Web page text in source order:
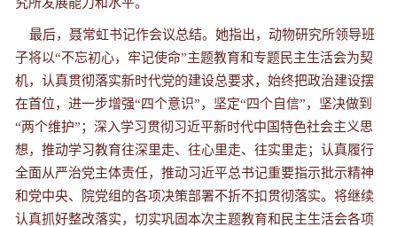
究所发展能力和水平。
最后，聂常虹书记作会议总结。她指出，动物研究所领导班
子将以“不忘初心，牢记使命”主题教育和专题民主生活会为契
机，认真贯彻落实新时代党的建设总要求，始终把政治建设摆
在首位，进一步增强“四个意识”，坚定“四个自信”，坚决做到
“两个维护”；深入学习贯彻习近平新时代中国特色社会主义思
想，推动学习教育往深里走、往心里走、往实里走；认真履行
全面从严治党主体责任，推动习近平总书记重要指示批示精神
和党中央、院党组的各项决策部署不折不扣贯彻落实。将继续
认真抓好整改落实，切实巩固本次主题教育和民主生活会各项